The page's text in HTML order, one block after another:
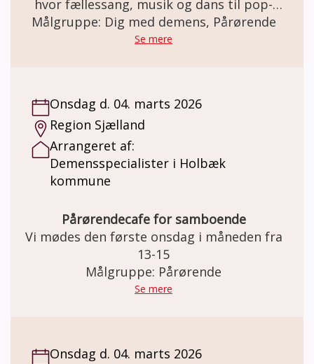
hvor fællessang, musik og dans til pop-
evergreens vil skabe en hyggelig
eftermiddag. Bandets sangerinde har
deres pårørende. Koncerten giver mulighed
for at danse og bevæge sig.
Målgruppe: Dig med demens, Pårørende
Se mere
Onsdag d. 04. marts 2026
Region Sjælland
Arrangeret af:
Demensspecialister i Holbæk
kommune
Pårørendecafe for samboende
Vi mødes den første onsdag i måneden fra
13-15
Målgruppe: Pårørende
Se mere
Onsdag d. 04. marts 2026